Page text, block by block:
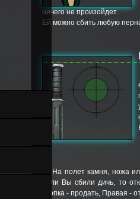
ничего не произойдет.
Ей можно сбить любую
На полет камня, ножа
Если Вы сбили дичь, то
кнопка - продать, Правая -